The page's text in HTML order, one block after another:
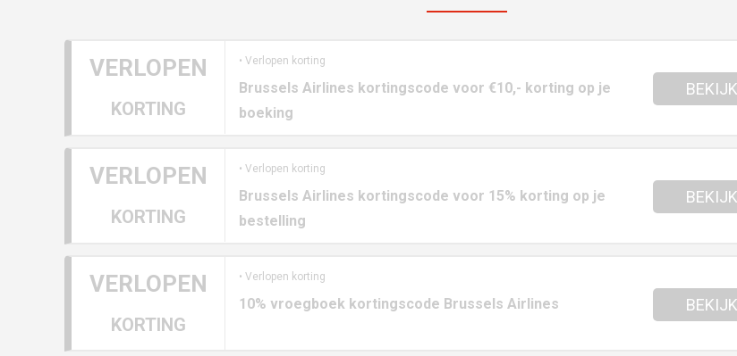
VERLOPEN
KORTING
• Verlopen korting
Brussels Airlines kortingscode voor €10,- korting op je
boeking
VERLOPEN
KORTING
• Verlopen korting
Brussels Airlines kortingscode voor 15% korting op je
bestelling
VERLOPEN
KORTING
• Verlopen korting
10% vroegboek kortingscode Brussels Airlines